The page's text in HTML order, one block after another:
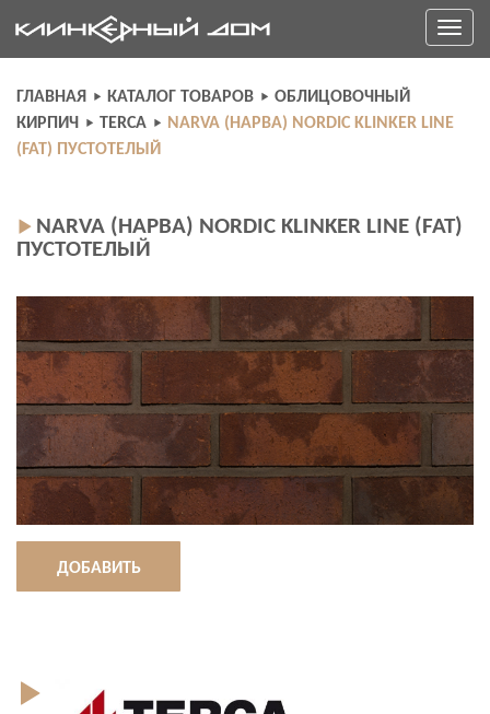
to
content
Toggle
ГЛАВНАЯ КАТАЛОГ ТОВАРОВ
ОБЛИЦОВОЧНЫЙ
КИРПИЧ
TERCA
NARVA (НАРВА) NORDIC KLINKER LINE
(FAT) ПУСТОТЕЛЫЙ
NARVA (НАРВА) NORDIC KLINKER LINE (FAT)
ПУСТОТЕЛЫЙ
ДОБАВИТЬ